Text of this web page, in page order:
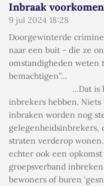
Inbraak voorkomen
9 jul 2024 18:28
Doorgewinterde
naar een buit - die ze
omstandigheden weten
…Dat is het
inbrekers hebben.
inbraken worden nog
gelegenheidsinbrekers,
straten verderop
echter ook een
groepsverband
bewoners of buren